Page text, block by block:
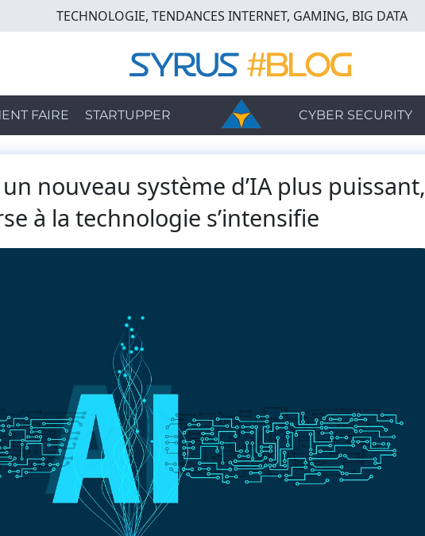
TECHNOLOGIE, TENDANCES INTERNET, GAMING, BIG DATA
FAIRE STARTUPPER CYBER SECURITY
nouveau système d’IA plus puissant,
à la technologie s’intensifie